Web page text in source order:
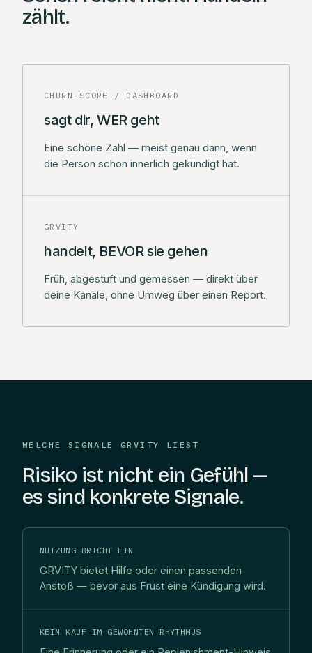
zählt.
CHURN-SCORE / DASHBOARD
sagt dir, WER geht
Eine schöne Zahl — meist genau dann, wenn
die Person schon innerlich gekündigt hat.
GRVITY
handelt, BEVOR sie gehen
Früh, abgestuft und gemessen — direkt über
deine Kanäle, ohne Umweg über einen Report.
WELCHE SIGNALE GRVITY LIEST
Risiko ist nicht ein Gefühl —
es sind konkrete Signale.
NUTZUNG BRICHT EIN
GRVITY bietet Hilfe oder einen passenden
Anstoß — bevor aus Frust eine Kündigung wird.
KEIN KAUF IM GEWOHNTEN RHYTHMUS